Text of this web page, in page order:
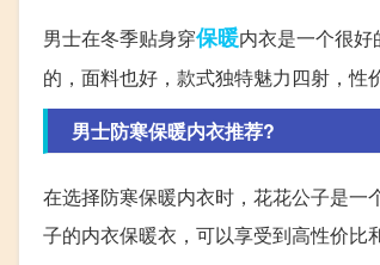
男士在冬季贴身穿保暖内衣是一个很
的，面料也好，款式独特魅力四射，性
男士防寒保暖内衣推荐?
在选择防寒保暖内衣时，花花公子是
子的内衣保暖衣，可以享受到高性价比